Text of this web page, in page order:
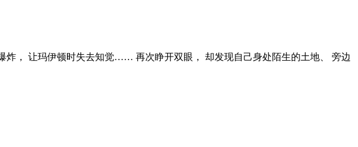
炸， 让玛伊顿时失去知觉…… 再次睁开双眼， 却发现自己身处陌生的土地、 旁边